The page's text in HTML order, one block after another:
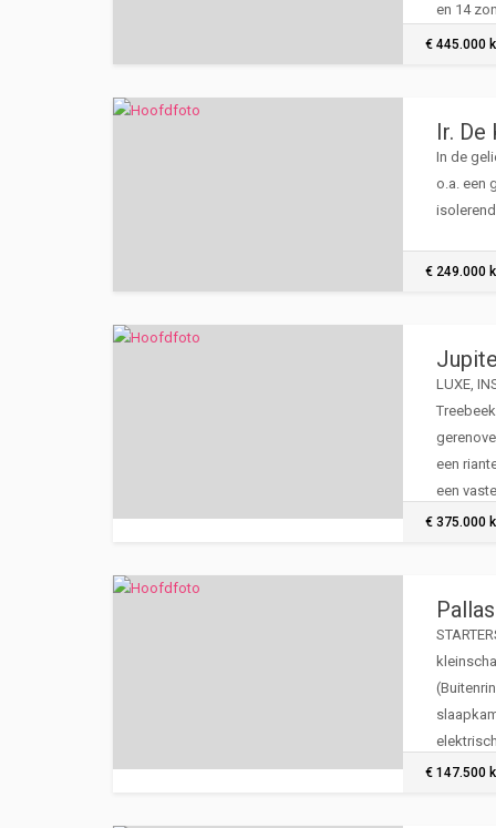
en 14
€ 445.000
Ir. De
In de
o.a. een
€ 249.000
LUXE,
een
een
én een
€ 375.000
€ 147.500